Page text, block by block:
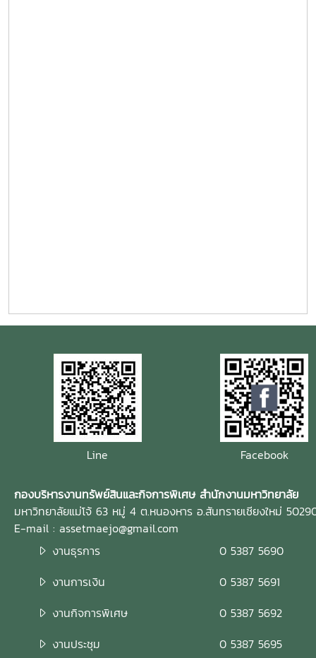
Line Facebook
กองบริหารงานทรัพย์สินและกิจการพิเศษ สำนักงานมหาวิทยาลัย
มหาวิทยาลัยแม่โจ้ 63 หมู่ 4 ต.หนองหาร อ.สันทรายเชียงใหม่
E-mail : assetmaejo@gmail.com
งานธุรการ
0 5387 5690
งานการเงิน
0 5387 5691
งานกิจการพิเศษ
0 5387 5692
งานประชุม
0 5387 5695